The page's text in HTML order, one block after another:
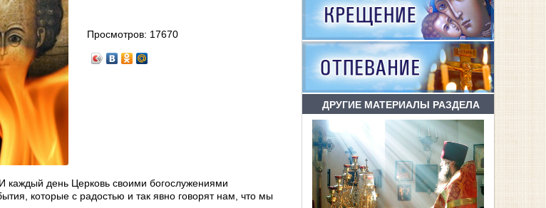
Просмотров: 17670
каждый день Церковь своими богослужениями
которые с радостью и так явно говорят нам, что мы
ДРУГИЕ МАТЕРИАЛЫ РАЗДЕЛА